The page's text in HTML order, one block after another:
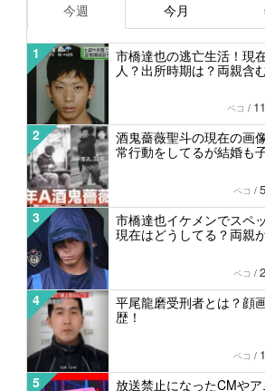
今週 今月
1
市橋達也の逃亡生活！現
人？出所時期は？両親含
ペコ /
2
酒鬼薔薇聖斗の現在の画
常行動をしてるが結婚も
ペコ /
3
市橋達也イケメンでスペ
現在はどうしてる？両親
ペコ /
4
平尾龍磨受刑者とは？顔
歴！
ペコ /
5
放送禁止になったCMや